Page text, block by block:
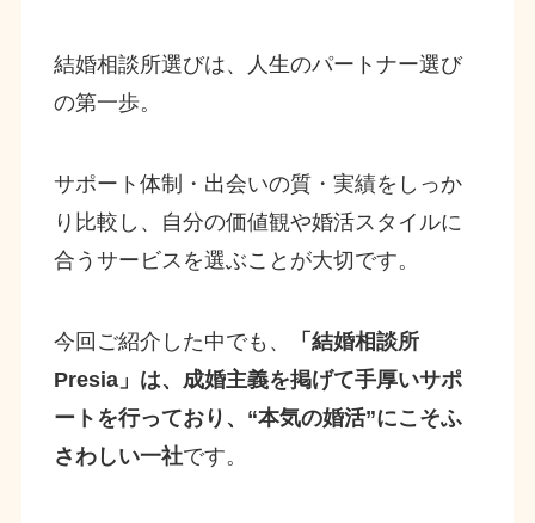
結婚相談所選びは、人生のパートナー選び
の第一歩。
サポート体制・出会いの質・実績をしっか
り比較し、自分の価値観や婚活スタイルに
合うサービスを選ぶことが大切です。
今回ご紹介した中でも、
「結婚相談所
Presia」は、成婚主義を掲げて手厚いサポ
ートを行っており、“本気の婚活”にこそふ
さわしい一社です。